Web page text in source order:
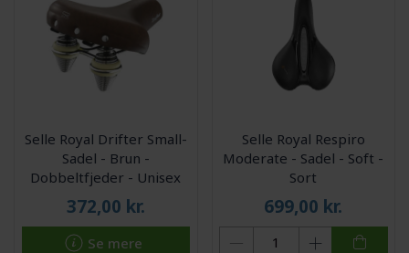
Selle Royal Drifter Small-
Sadel - Brun -
Dobbeltfjeder - Unisex
372,00 kr.
Se mere
Selle Royal Respiro
Moderate - Sadel - Soft -
Sort
699,00 kr.